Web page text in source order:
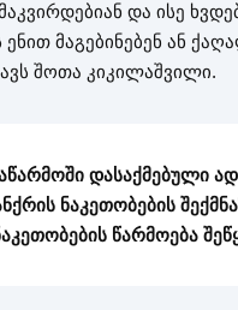
და ისე
ენით მაგებინებენ ან
შოთა კიკილაშვილი.
დასაქმებული
ნაკეთობების
წარმოება